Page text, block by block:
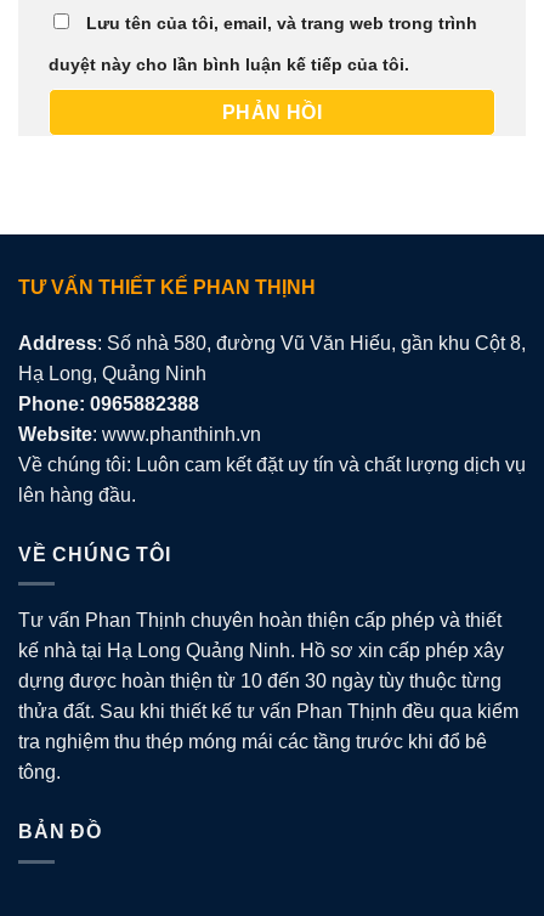
Lưu tên của tôi, email, và trang web trong trình
duyệt này cho lần bình luận kế tiếp của tôi.
TƯ VẤN THIẾT KẾ PHAN THỊNH
Address: Số nhà 580, đường Vũ Văn Hiếu, gần khu Cột 8,
Hạ Long, Quảng Ninh
Phone: 0965882388
Website: www.phanthinh.vn
Về chúng tôi: Luôn cam kết đặt uy tín và chất lượng dịch vụ
lên hàng đầu.
VỀ CHÚNG TÔI
Tư vấn Phan Thịnh chuyên hoàn thiện cấp phép và thiết
kế nhà tại Hạ Long Quảng Ninh. Hồ sơ xin cấp phép xây
dựng được hoàn thiện từ 10 đến 30 ngày tùy thuộc từng
thửa đất. Sau khi thiết kế tư vấn Phan Thịnh đều qua kiểm
tra nghiệm thu thép móng mái các tầng trước khi đổ bê
tông.
BẢN ĐỒ